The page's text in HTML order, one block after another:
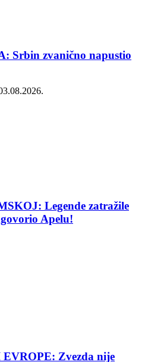
Srbin zvanično napustio
Legende zatražile
Apelu!
Zvezda nije